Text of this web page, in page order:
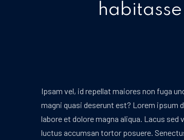
Ipsam vel, id repellat maiores non fuga
magni quasi deserunt est? Lorem
labore et dolore magna aliqua. Lacus
luctus accumsan tortor posuere.